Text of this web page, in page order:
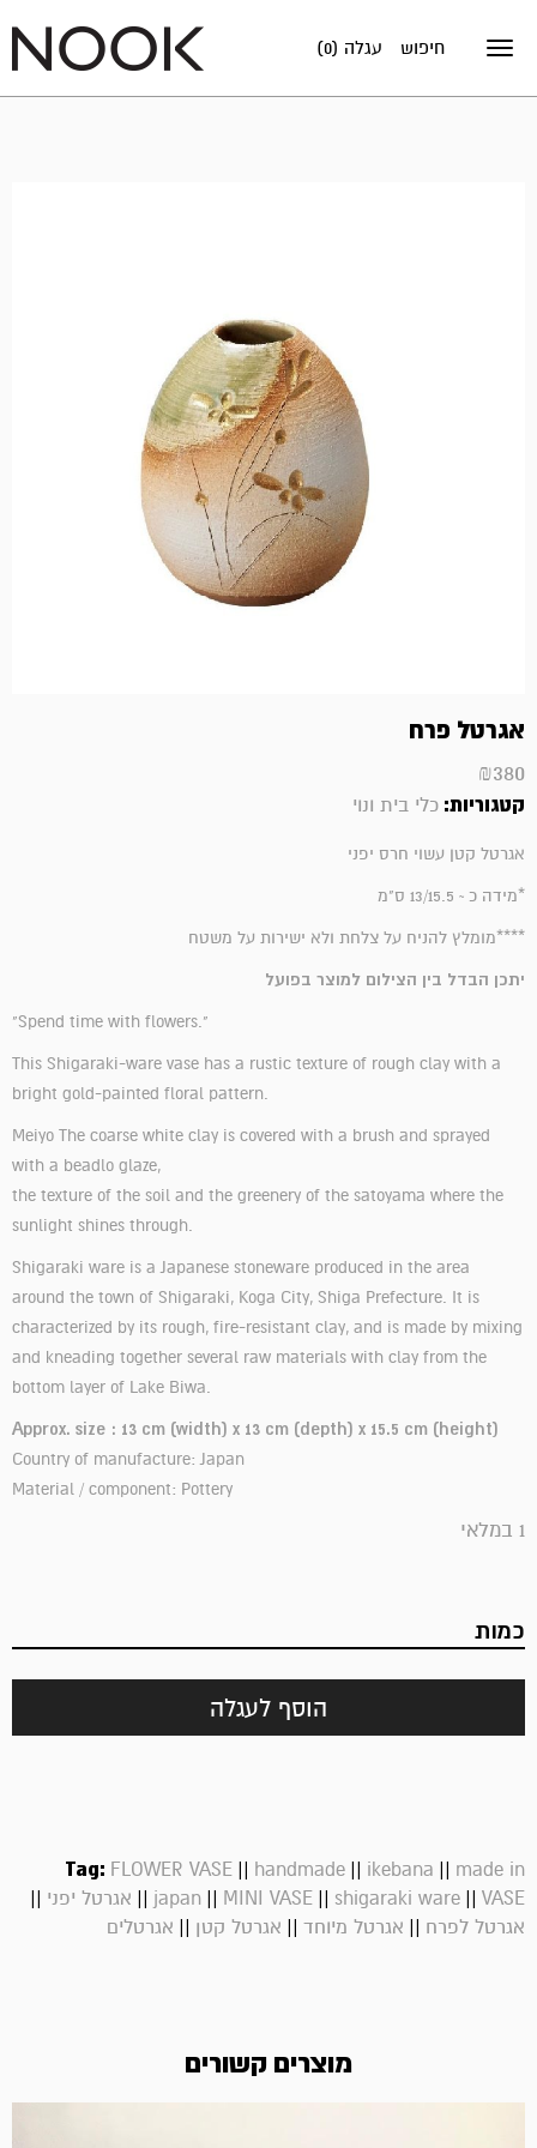
Toggle
עגלה (0) חיפוש
אגרטל פרח
₪380
קטגוריות: כלי בית ונוי
אגרטל קטן עשוי חרס יפני
*מידה כ ~ 13/15.5 ס"מ
****מומלץ להניח על צלחת ולא ישירות על משטח
יתכן הבדל בין הצילום למוצר בפועל
"Spend time with flowers."
This Shigaraki-ware vase has a rustic texture of rough clay with a
bright gold-painted floral pattern.
Meiyo The coarse white clay is covered with a brush and sprayed
with a beadlo glaze,
the texture of the soil and the greenery of the satoyama where the
sunlight shines through.
Shigaraki ware is a Japanese stoneware produced in the area
around the town of Shigaraki, Koga City, Shiga Prefecture. It is
characterized by its rough, fire-resistant clay, and is made by mixing
and kneading together several raw materials with clay from the
bottom layer of Lake Biwa.
Approx. size : 13 cm (width) x 13 cm (depth) x 15.5 cm (height)
Country of manufacture: Japan
Material / component: Pottery
1 במלאי
כמות
הוסף לעגלה
Tag: FLOWER VASE || handmade || ikebana || made in
japan || MINI VASE || shigaraki ware || VASE
|| אגרטל יפני ||
אגרטל לפרח || אגרטל מיוחד || אגרטל קטן || אגרטלים
מוצרים קשורים